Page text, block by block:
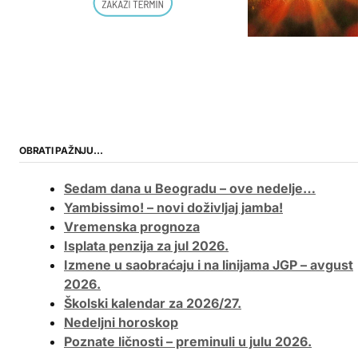
OBRATI PAŽNJU…
Sedam dana u Beogradu – ove nedelje…
Yambissimo! – novi doživljaj jamba!
Vremenska prognoza
Isplata penzija za jul 2026.
Izmene u saobraćaju i na linijama JGP – avgust
2026.
Školski kalendar za 2026/27.
Nedeljni horoskop
Poznate ličnosti – preminuli u julu 2026.